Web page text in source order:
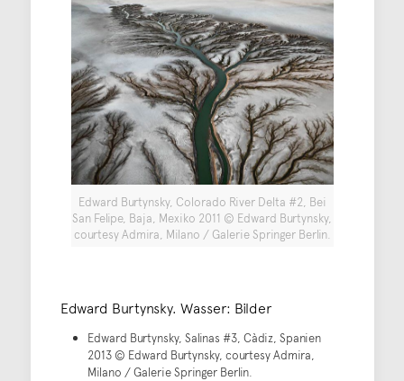
Edward Burtynsky, Colorado River Delta #2, Bei
San Felipe, Baja, Mexiko 2011 © Edward Burtynsky,
courtesy Admira, Milano / Galerie Springer Berlin.
Edward Burtynsky. Wasser: Bilder
Edward Burtynsky, Salinas #3, Càdiz, Spanien
2013 © Edward Burtynsky, courtesy Admira,
Milano / Galerie Springer Berlin.